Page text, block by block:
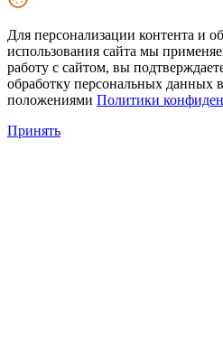
Для персонализации контента и
использования сайта мы
работу с сайтом, вы
обработку персональных данных
положениями Политики
Принять